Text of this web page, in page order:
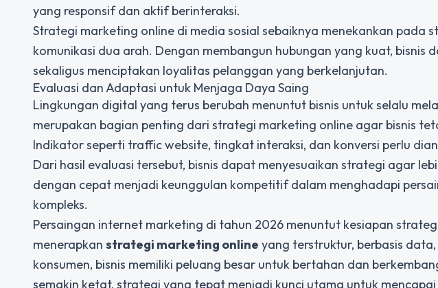
yang responsif dan aktif berinteraksi.
Strategi marketing online di media sosial sebaiknya menekankan pada
komunikasi dua arah. Dengan membangun hubungan yang kuat, bisnis
sekaligus menciptakan loyalitas pelanggan yang berkelanjutan.
Evaluasi dan Adaptasi untuk Menjaga Daya Saing
Lingkungan digital yang terus berubah menuntut bisnis untuk selalu
merupakan bagian penting dari strategi marketing online agar bisnis
Indikator seperti traffic website, tingkat interaksi, dan konversi perlu
Dari hasil evaluasi tersebut, bisnis dapat menyesuaikan strategi agar
dengan cepat menjadi keunggulan kompetitif dalam menghadapi
kompleks.
Persaingan internet marketing di tahun 2026 menuntut kesiapan
menerapkan strategi marketing online yang terstruktur, berbasis
konsumen, bisnis memiliki peluang besar untuk bertahan dan
semakin ketat, strategi yang tepat menjadi kunci utama untuk